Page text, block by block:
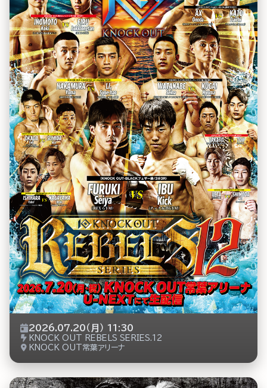
2026.07.20（月） 11:30
KNOCK OUT REBELS SERIES.12
KNOCK OUT常葉アリーナ